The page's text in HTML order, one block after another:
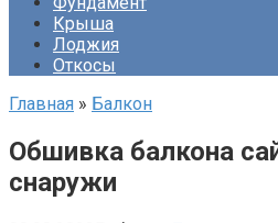
Крыша
Лоджия
Откосы
Главная » Балкон
Обшивка балкона
снаружи